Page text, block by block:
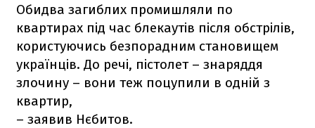
Обидва загиблих промишляли по
квартирах під час блекаутів після обстрілів,
користуючись безпорадним становищем
українців. До речі, пістолет – знаряддя
злочину – вони теж поцупили в одній з
квартир,
– заявив Нєбитов.